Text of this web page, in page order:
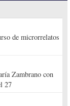
de microrrelatos
Zambrano con
27